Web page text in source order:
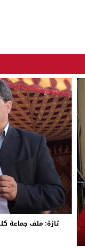
تازة: ملف جماعة